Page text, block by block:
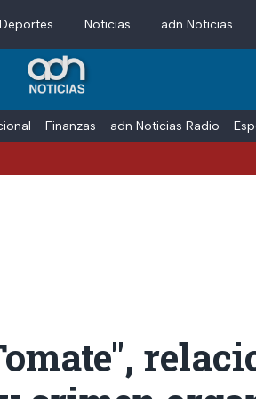
Deportes Noticias adn Noticias
Finanzas adn Noticias Radio